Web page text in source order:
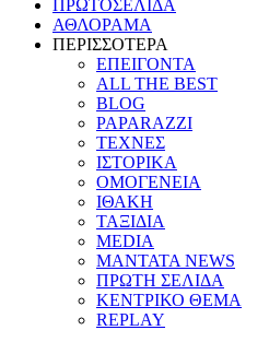
ΠΡΩΤΟΣΕΛΙΔΑ
ΑΘΛΟΡΑΜΑ
ΠΕΡΙΣΣΟΤΕΡΑ
ΕΠΕΙΓΟΝΤΑ
ALL THE BEST
BLOG
PAPARAZZI
ΤΕΧΝΕΣ
ΙΣΤΟΡΙΚΑ
ΟΜΟΓΕΝΕΙΑ
ΙΘΑΚΗ
ΤΑΞΙΔΙΑ
MEDIA
MANTATA NEWS
ΠΡΩΤΗ ΣΕΛΙΔΑ
ΚΕΝΤΡΙΚΟ ΘΕΜΑ
REPLAY